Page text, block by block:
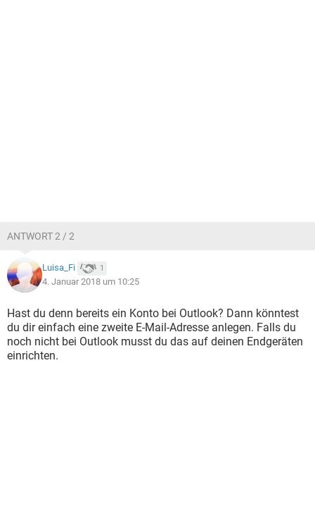
ANTWORT 2 / 2
Luisa_Fi 1
4. Januar 2018 um 10:25
Hast du denn bereits ein Konto bei Outlook? Dann könntest
du dir einfach eine zweite E-Mail-Adresse anlegen. Falls du
noch nicht bei Outlook musst du das auf deinen Endgeräten
einrichten.